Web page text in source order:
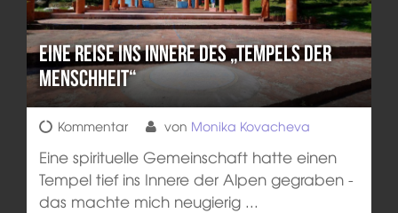
Eine Reise ins Innere des „Tempels der
Menschheit“
Kommentar von Monika Kovacheva
Eine spirituelle Gemeinschaft hatte einen
Tempel tief ins Innere der Alpen gegraben -
das machte mich neugierig ...